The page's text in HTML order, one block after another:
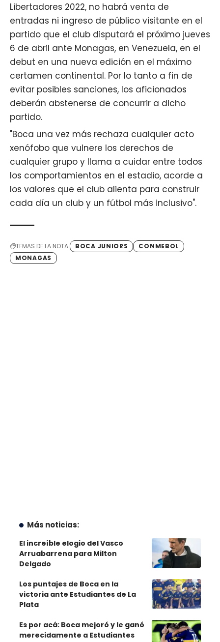
Libertadores 2022, no habrá venta de
entradas ni ingreso de público visitante en el
partido que el club disputará el próximo jueves
6 de abril ante Monagas, en Venezuela, en el
debut en una nueva edición en el máximo
certamen continental. Por lo tanto a fin de
evitar posibles sanciones, los aficionados
deberán abstenerse de concurrir a dicho
partido.
"Boca una vez más rechaza cualquier acto
xenófobo que vulnere los derechos de
cualquier grupo y llama a cuidar entre todos
los comportamientos en el estadio, acorde a
los valores que el club alienta para construir
cada día un club y un fútbol más inclusivo".
TEMAS DE LA NOTA BOCA JUNIORS
CONMEBOL
MONAGAS
Más noticias:
El increíble elogio del Vasco
Arruabarrena para Milton
Delgado
Los puntajes de Boca en la
victoria ante Estudiantes de La
Plata
Es por acá: Boca mejoró y le ganó
merecidamente a Estudiantes